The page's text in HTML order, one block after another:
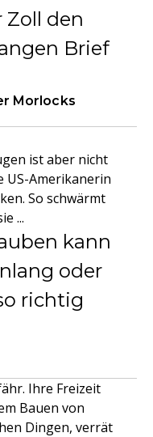
den
Brief
Morlocks
ist aber nicht
US-Amerikanerin
So schwärmt
...
kann
oder
richtig
Ihre Freizeit
Bauen von
Dingen, verrät